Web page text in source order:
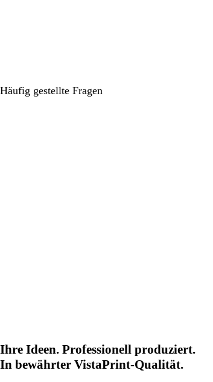
Häufig gestellte Fragen
Ihre Ideen. Professionell produziert.
In bewährter VistaPrint-Qualität.